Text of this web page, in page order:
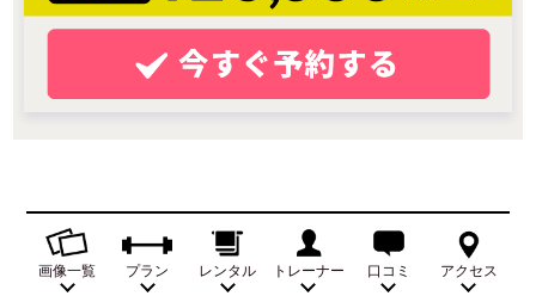
画像一覧 プラン レンタル トレーナー 口コミ アクセス